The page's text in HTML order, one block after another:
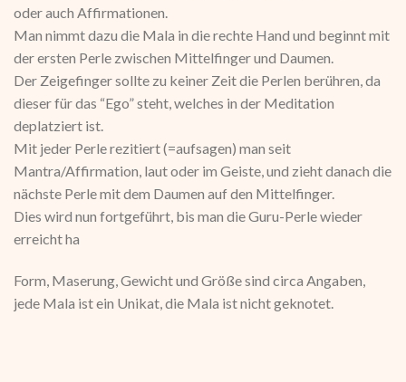
oder auch Affirmationen.
Man nimmt dazu die Mala in die rechte Hand und beginnt mit
der ersten Perle zwischen Mittelfinger und Daumen.
Der Zeigefinger sollte zu keiner Zeit die Perlen berühren, da
dieser für das “Ego” steht, welches in der Meditation
deplatziert ist.
Mit jeder Perle rezitiert (=aufsagen) man seit
Mantra/Affirmation, laut oder im Geiste, und zieht danach die
nächste Perle mit dem Daumen auf den Mittelfinger.
Dies wird nun fortgeführt, bis man die Guru-Perle wieder
erreicht ha
Form, Maserung, Gewicht und Größe sind circa Angaben,
jede Mala ist ein Unikat, die Mala ist nicht geknotet.